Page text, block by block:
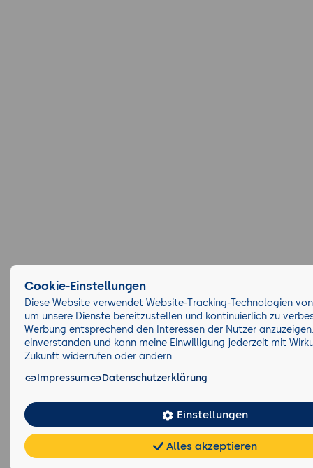
Teilen FAQ
Cookie-Einstellungen
Diese Website verwendet Website-Tracking-Technologien
um unsere Dienste bereitzustellen und kontinuierlich zu
Werbung entsprechend den Interessen der Nutzer
einverstanden und kann meine Einwilligung jederzeit mit
Zukunft widerrufen oder ändern.
Impressum
Datenschutzerklärung
Einstellungen
Alles akzeptieren